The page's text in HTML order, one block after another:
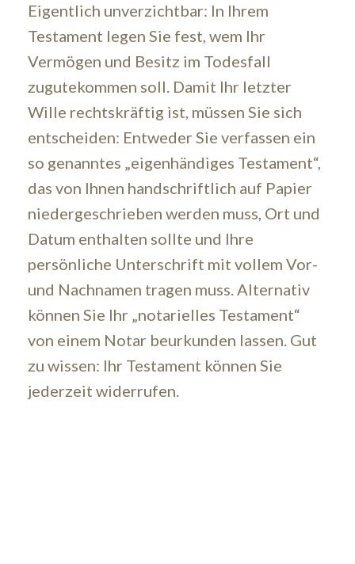
Eigentlich unverzichtbar: In Ihrem
Testament legen Sie fest, wem Ihr
Vermögen und Besitz im Todesfall
zugutekommen soll. Damit Ihr letzter
Wille rechtskräftig ist, müssen Sie sich
entscheiden: Entweder Sie verfassen ein
so genanntes „eigenhändiges Testament“,
das von Ihnen handschriftlich auf Papier
niedergeschrieben werden muss, Ort und
Datum enthalten sollte und Ihre
persönliche Unterschrift mit vollem Vor-
und Nachnamen tragen muss. Alternativ
können Sie Ihr „notarielles Testament“
von einem Notar beurkunden lassen. Gut
zu wissen: Ihr Testament können Sie
jederzeit widerrufen.